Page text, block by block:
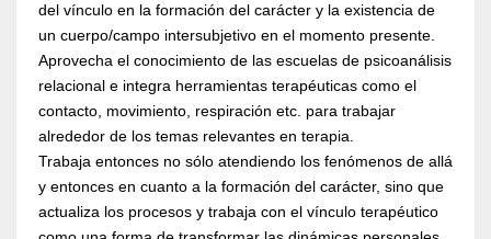
del vínculo en la formación del carácter y la existencia de
un cuerpo/campo intersubjetivo en el momento presente.
Aprovecha el conocimiento de las escuelas de psicoanálisis
relacional e integra herramientas terapéuticas como el
contacto, movimiento, respiración etc. para trabajar
alrededor de los temas relevantes en terapia.
Trabaja entonces no sólo atendiendo los fenómenos de allá
y entonces en cuanto a la formación del carácter, sino que
actualiza los procesos y trabaja con el vínculo terapéutico